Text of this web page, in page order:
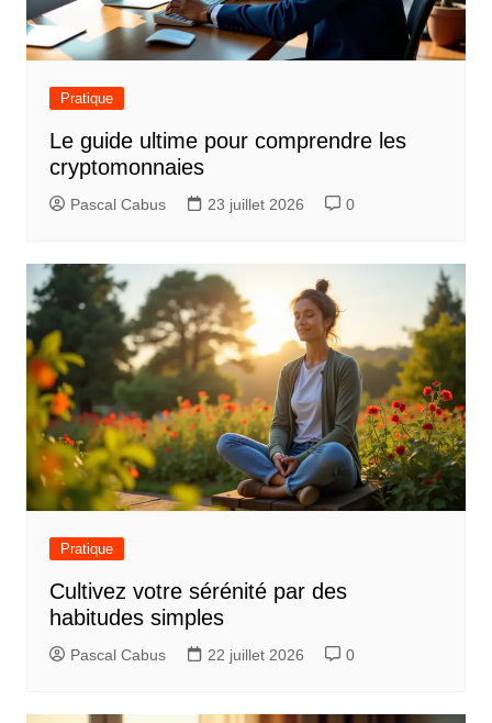
o
n
r
t
i
c
l
e
Pratique
Le guide ultime pour comprendre les
cryptomonnaies
Pascal Cabus 23 juillet 2026 0
Pratique
Cultivez votre sérénité par des
habitudes simples
Pascal Cabus 22 juillet 2026 0